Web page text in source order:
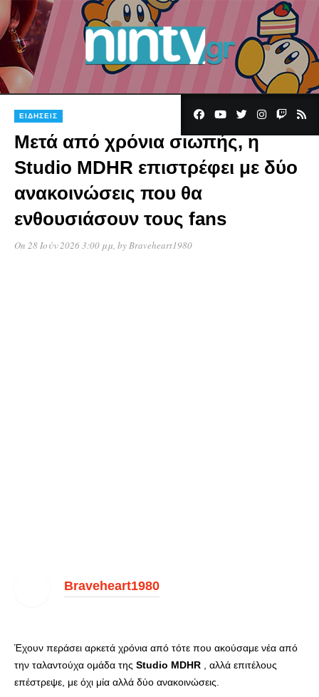
ΕΙΔΉΣΕΙΣ
Μετά από χρόνια σιωπής, η
Studio MDHR επιστρέφει με δύο
ανακοινώσεις που θα
ενθουσιάσουν τους fans
On 28 Ιούν 2026 3:00 μμ , by Braveheart1980
Braveheart1980
Έχουν περάσει αρκετά χρόνια από τότε που ακούσαμε νέα από
την ταλαντούχα ομάδα της Studio MDHR , αλλά επιτέλους
επέστρεψε, με όχι μία αλλά δύο ανακοινώσεις.